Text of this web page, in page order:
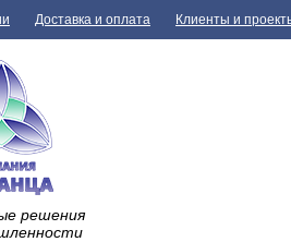
Доставка и оплата Клиенты и
решения